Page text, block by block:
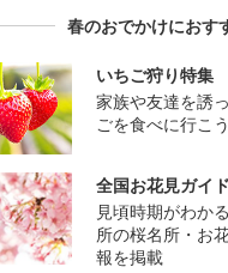
春のおでかけにおす
いちご狩り特集
家族や友達を誘
ごを食べに行こう
全国お花見ガイド
見頃時期がわか
所の桜名所・お
報を掲載